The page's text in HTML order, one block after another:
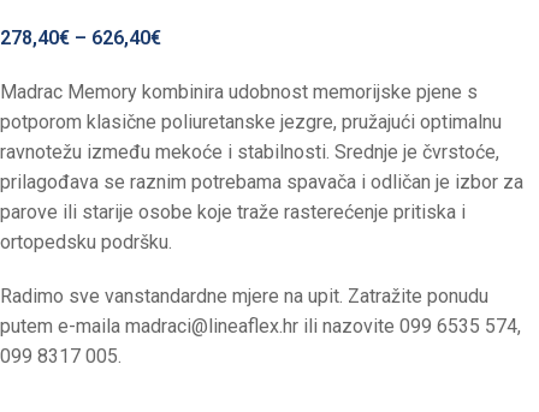
278,40€ – 626,40€
Madrac Memory kombinira udobnost memorijske pjene s
potporom klasične poliuretanske jezgre, pružajući optimalnu
ravnotežu između mekoće i stabilnosti. Srednje je čvrstoće,
prilagođava se raznim potrebama spavača i odličan je izbor za
parove ili starije osobe koje traže rasterećenje pritiska i
ortopedsku podršku.
Radimo sve vanstandardne mjere na upit. Zatražite ponudu
putem e-maila madraci@lineaflex.hr ili nazovite 099 6535 574,
099 8317 005.